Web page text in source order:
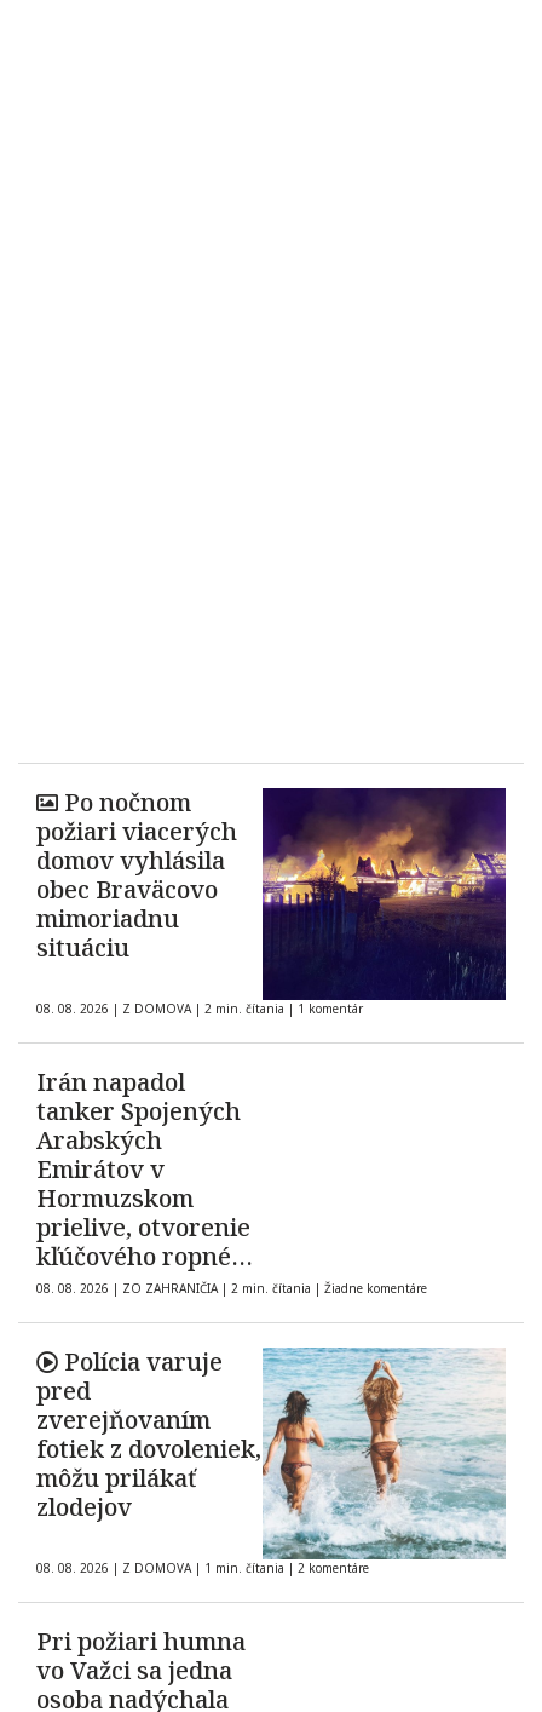
Po nočnom
požiari viacerých
domov vyhlásila
obec Braväcovo
mimoriadnu
situáciu
08. 08. 2026 | Z DOMOVA | 2 min. čítania | 1 komentár
Irán napadol
tanker Spojených
Arabských
Emirátov v
Hormuzskom
prielive, otvorenie
kľúčového ropného
koridoru ostáva
neisté
08. 08. 2026 | ZO ZAHRANIČIA | 2 min. čítania | Žiadne komentáre
Polícia varuje
pred
zverejňovaním
fotiek z dovoleniek,
môžu prilákať
zlodejov
08. 08. 2026 | Z DOMOVA | 1 min. čítania | 2 komentáre
Pri požiari humna
vo Važci sa jedna
osoba nadýchala